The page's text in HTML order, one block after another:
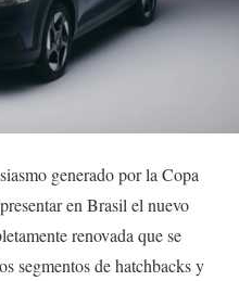
generado por la Copa
en Brasil el nuevo
renovada que se
segmentos de hatchbacks y